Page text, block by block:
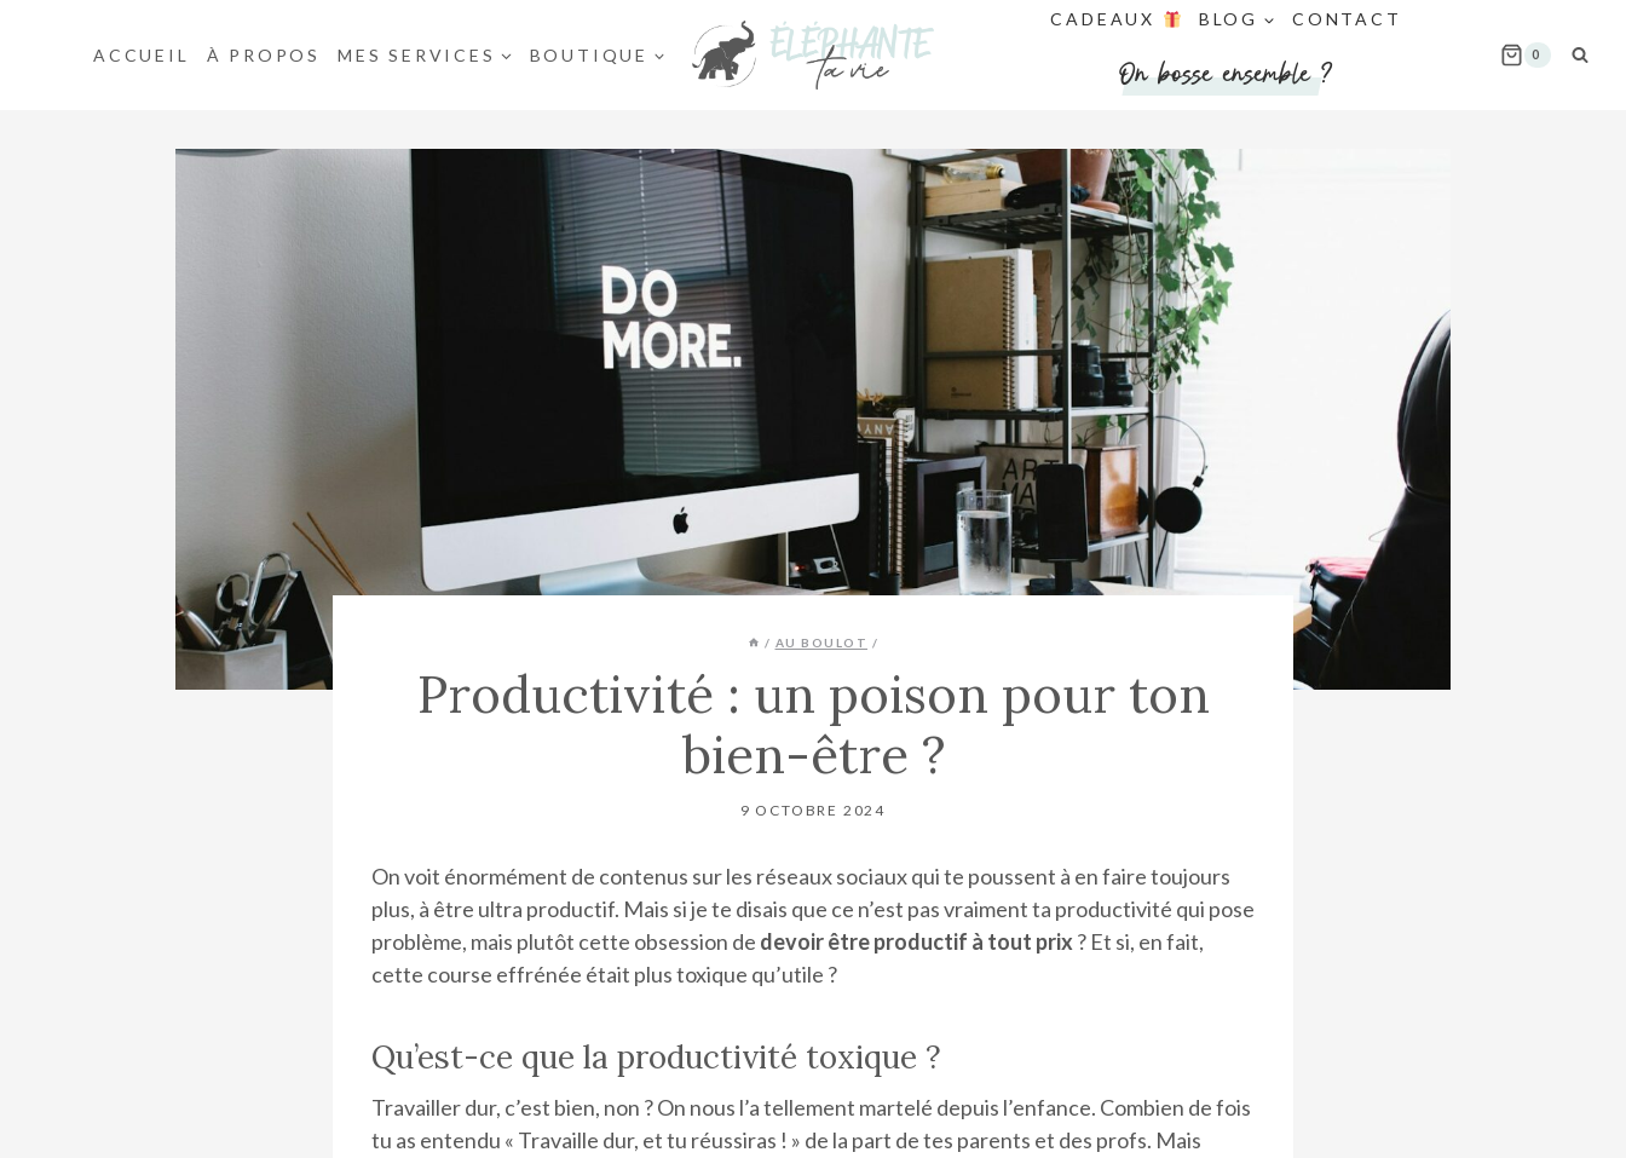
ACCUEIL À PROPOS MES SERVICES BOUTIQUE
CADEAUX BLOG CONTACT
On bosse ensemble ? 0
/ AU BOULOT /
Productivité : un poison pour ton
bien-être ?
9 OCTOBRE 2024
On voit énormément de contenus sur les réseaux sociaux qui te poussent à en faire toujours
plus, à être ultra productif. Mais si je te disais que ce n’est pas vraiment ta productivité qui pose
problème, mais plutôt cette obsession de devoir être productif à tout prix ? Et si, en fait,
cette course effrénée était plus toxique qu’utile ?
Qu’est-ce que la productivité toxique ?
Travailler dur, c’est bien, non ? On nous l’a tellement martelé depuis l’enfance. Combien de fois
tu as entendu « Travaille dur, et tu réussiras ! » de la part de tes parents et des profs. Mais